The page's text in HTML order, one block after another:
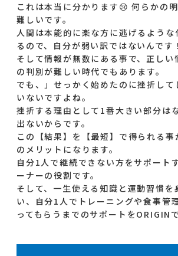
これは本当に分かります😢 何らかの
難しいです。
人間は本能的に楽な方に逃げるような
るので、自分が弱い訳ではないんです！
そして情報が無数にある事で、正しい
の判別が難しい時代でもあります。
でも、」せっかく始めたのに挫折して
いないですよね。
挫折する理由として1番大きい部分は
出ないからです。
この【結果】を【最短】で得られる事
のメリットになります。
自分1人で継続できない方をサポート
ーナーの役割です。
そして、一生使える知識と運動習慣を
い、自分1人でトレーニングや食事管
ってもらうまでのサポートをORIGIN